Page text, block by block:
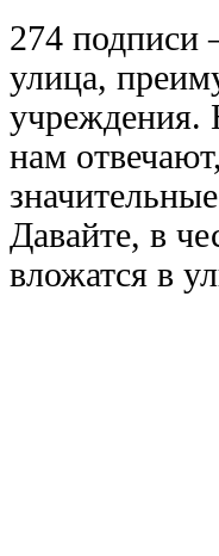
274 подписи
улица,
учреждения.
нам
Давайте, в
вложатся в